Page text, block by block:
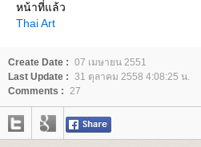
หน้าที่แล้ว
Thai Art
Create Date : 07 เมษายน 2551
Last Update : 31 ตุลาคม 2558 4:08:25 น.
Comments : 27